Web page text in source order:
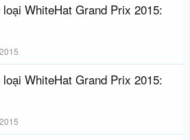
WhiteHat Grand Prix 2015:
WhiteHat Grand Prix 2015: